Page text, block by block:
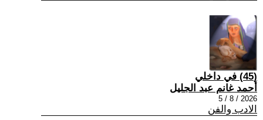
(45) في داخلي
أحمد غانم عبد الجليل
2026 / 8 / 5
الادب والفن